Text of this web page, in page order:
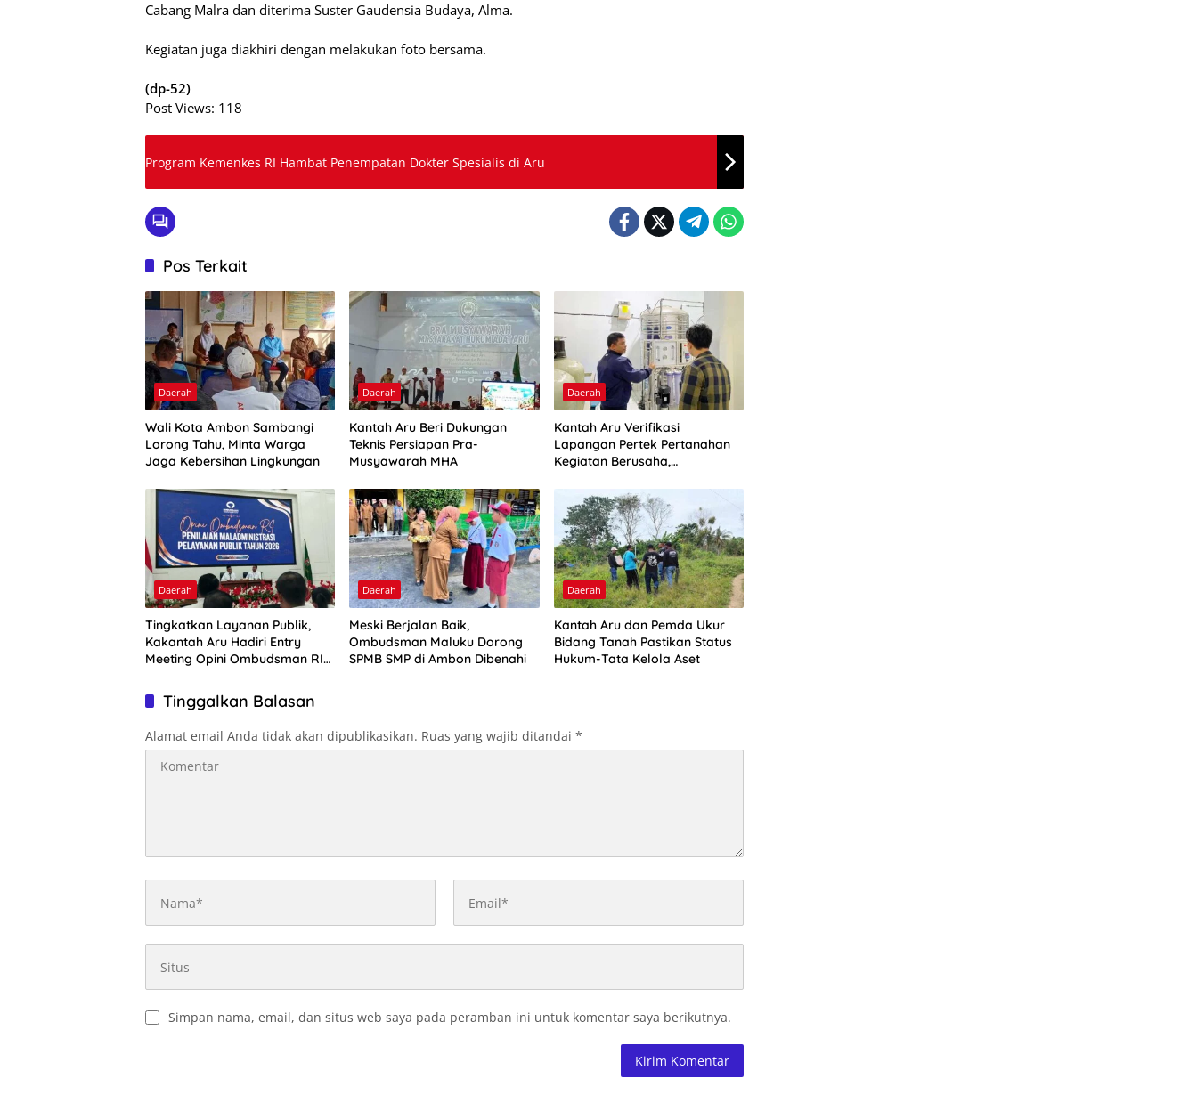
Cabang Malra dan diterima Suster Gaudensia Budaya, Alma.
Kegiatan juga diakhiri dengan melakukan foto bersama.
(dp-52)
Post Views: 118
Program Kemenkes RI Hambat Penempatan Dokter Spesialis di Aru
Pos Terkait
Daerah
Wali Kota Ambon Sambangi
Lorong Tahu, Minta Warga
Jaga Kebersihan Lingkungan
Daerah
Kantah Aru Beri Dukungan
Teknis Persiapan Pra-
Musyawarah MHA
Daerah
Kantah Aru Verifikasi
Lapangan Pertek Pertanahan
Kegiatan Berusaha,
Daerah
Tingkatkan Layanan Publik,
Kakantah Aru Hadiri Entry
Meeting Opini Ombudsman RI
Daerah
Meski Berjalan Baik,
Ombudsman Maluku Dorong
SPMB SMP di Ambon Dibenahi
Daerah
Kantah Aru dan Pemda Ukur
Bidang Tanah Pastikan Status
Hukum-Tata Kelola Aset
Tinggalkan Balasan
Alamat email Anda tidak akan dipublikasikan. Ruas yang wajib ditandai *
Simpan nama, email, dan situs web saya pada peramban ini untuk komentar saya berikutnya.